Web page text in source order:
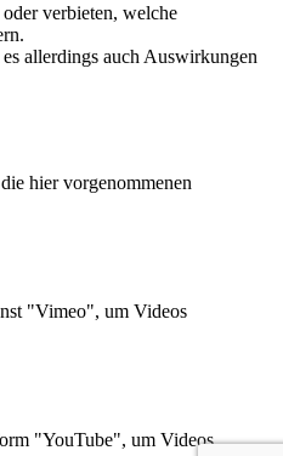
verbieten, welche
allerdings auch Auswirkungen
hier vorgenommenen
"Vimeo", um Videos
"YouTube", um Videos